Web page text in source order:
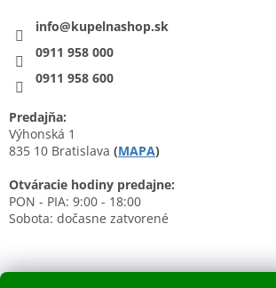
info@kupelnashop.sk
0911 958 000
0911 958 600
Predajňa:
Výhonská 1
835 10 Bratislava (MAPA)
Otváracie hodiny predajne:
PON - PIA: 9:00 - 18:00
Sobota: dočasne zatvorené